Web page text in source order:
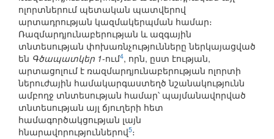
ոլորտներում պետական պատվերով
արտադրության կազմակերպման համար։
Ռազմարդյունաբերության և ազգային
տնտեսության փոխառնչությունները ներկայացված
են Գծապատկեր 1-ում4, որն, ըստ էության,
արտացոլում է ռազմարդյունաբերության ոլորտի
ներուժային համակարգաստեղծ նշանակությունն
ամբողջ տնտեսության համար՝ պայմանավորված
տնտեսության այլ ճյուղերի հետ
համագործակցության լայն
հնարավորություններով5։